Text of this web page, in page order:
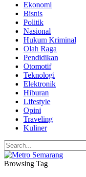
Ekonomi
Bisnis
Politik
Nasional
Hukum Kriminal
Olah Raga
Pendidikan
Otomotif
Teknologi
Elektronik
Hiburan
Lifestyle
Opini
Traveling
Kuliner
Browsing Tag